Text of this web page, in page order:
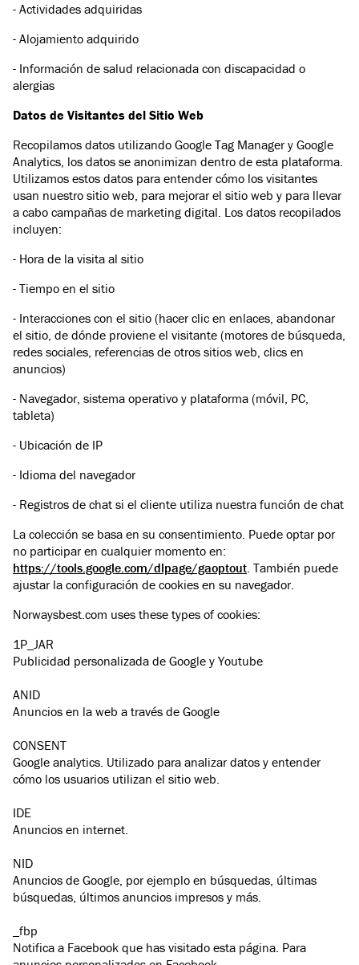
- Actividades adquiridas
- Alojamiento adquirido
- Información de salud relacionada con discapacidad o
alergias
Datos de Visitantes del Sitio Web
Recopilamos datos utilizando Google Tag Manager y Google
Analytics, los datos se anonimizan dentro de esta plataforma.
Utilizamos estos datos para entender cómo los visitantes
usan nuestro sitio web, para mejorar el sitio web y para llevar
a cabo campañas de marketing digital. Los datos recopilados
incluyen:
- Hora de la visita al sitio
- Tiempo en el sitio
- Interacciones con el sitio (hacer clic en enlaces, abandonar
el sitio, de dónde proviene el visitante (motores de búsqueda,
redes sociales, referencias de otros sitios web, clics en
anuncios)
- Navegador, sistema operativo y plataforma (móvil, PC,
tableta)
- Ubicación de IP
- Idioma del navegador
- Registros de chat si el cliente utiliza nuestra función de chat
La colección se basa en su consentimiento. Puede optar por
no participar en cualquier momento en:
https://tools.google.com/dlpage/gaoptout. También puede
ajustar la configuración de cookies en su navegador.
Norwaysbest.com uses these types of cookies:
1P_JAR
Publicidad personalizada de Google y Youtube
ANID
Anuncios en la web a través de Google
CONSENT
Google analytics. Utilizado para analizar datos y entender
cómo los usuarios utilizan el sitio web.
IDE
Anuncios en internet.
NID
Anuncios de Google, por ejemplo en búsquedas, últimas
búsquedas, últimos anuncios impresos y más.
_fbp
Notifica a Facebook que has visitado esta página. Para